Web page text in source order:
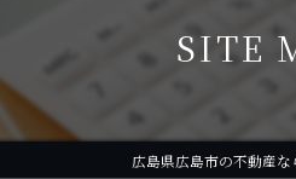
SITE
広島県広島市の不動産な